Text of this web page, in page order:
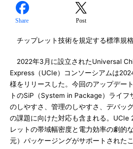
Share Post
チップレット技術を規定する標準規
2022年3月に設立されたUniversal
Express（UCIe）コンソーシアムは
様をリリースした。今回のアップデー
トのSiP（System in Package）ライフ
のしやすさ、管理のしやすさ、デバッ
の課題に向けた対応も含まれる。UCIe
レットの帯域幅密度と電力効率の劇的
元）パッケージングがサポートされたこ